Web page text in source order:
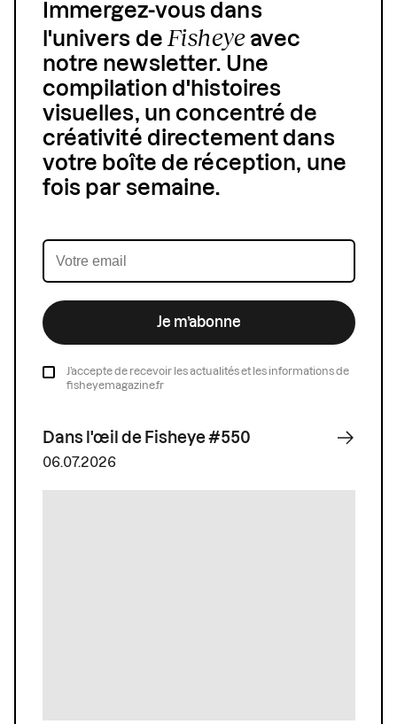
Immergez-vous dans
l'univers deFisheyeavec
notre newsletter. Une
compilation d'histoires
visuelles, un concentré de
créativité directement dans
votre boîte de réception, une
fois par semaine.
Je m’abonne
J’accepte de recevoir les actualités et les informations de
fisheyemagazine.fr
Dans l'œil de Fisheye #550
06.07.2026